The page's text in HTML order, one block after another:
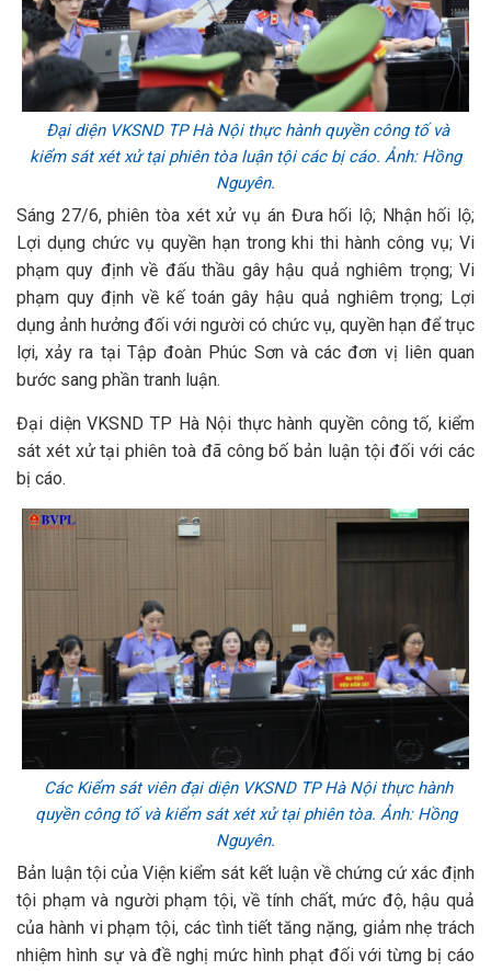
Đại diện VKSND TP Hà Nội thực hành quyền công tố và
kiểm sát xét xử tại phiên tòa luận tội các bị cáo. Ảnh: Hồng
Nguyên.
Sáng 27/6, phiên tòa xét xử vụ án Đưa hối lộ; Nhận hối lộ;
Lợi dụng chức vụ quyền hạn trong khi thi hành công vụ; Vi
phạm quy định về đấu thầu gây hậu quả nghiêm trọng; Vi
phạm quy định về kế toán gây hậu quả nghiêm trọng; Lợi
dụng ảnh hưởng đối với người có chức vụ, quyền hạn để trục
lợi, xảy ra tại Tập đoàn Phúc Sơn và các đơn vị liên quan
bước sang phần tranh luận.
Đại diện VKSND TP Hà Nội thực hành quyền công tố, kiểm
sát xét xử tại phiên toà đã công bố bản luận tội đối với các
bị cáo.
Các Kiểm sát viên đại diện VKSND TP Hà Nội thực hành
quyền công tố và kiểm sát xét xử tại phiên tòa. Ảnh: Hồng
Nguyên.
Bản luận tội của Viện kiểm sát kết luận về chứng cứ xác định
tội phạm và người phạm tội, về tính chất, mức độ, hậu quả
của hành vi phạm tội, các tình tiết tăng nặng, giảm nhẹ trách
nhiệm hình sự và đề nghị mức hình phạt đối với từng bị cáo